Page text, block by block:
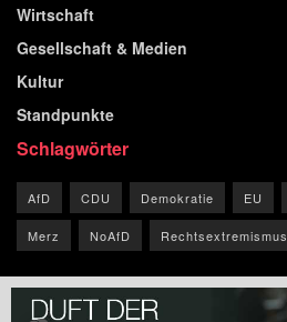
Wirtschaft
Gesellschaft & Medien
Kultur
Standpunkte
Schlagwörter
AfD CDU Demokratie EU
Merz NoAfD Rechtsextremismus